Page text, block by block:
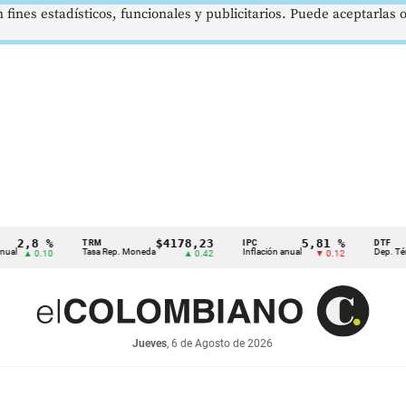
% TRM
Tasa Rep. Moneda
$4178,23
▲ 0.42
IPC
Inflación anual
5,81 %
▼ 0.12
DTF
Dep. Término
Jueves, 6 de Agosto de 2026
estadísticos, funcionales y publicitarios. Puede aceptarlas